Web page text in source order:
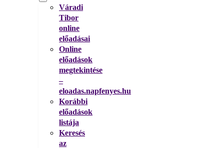
Váradi
Tibor
online
előadásai
Online
előadások
megtekintése
–
eloadas.napfenyes.hu
Korábbi
előadások
listája
Keresés
az